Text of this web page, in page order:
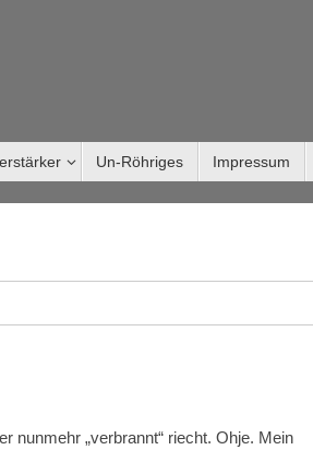
Un-Röhriges Impressum
nunmehr „verbrannt“ riecht. Ohje. Mein